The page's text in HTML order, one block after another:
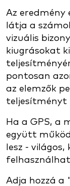
Az eredmény
látja a
vizuális
kiugrásokat
pontosan
az elemzők
teljesítményt
Ha a GPS, a
együtt
lesz -
Adja hozzá a